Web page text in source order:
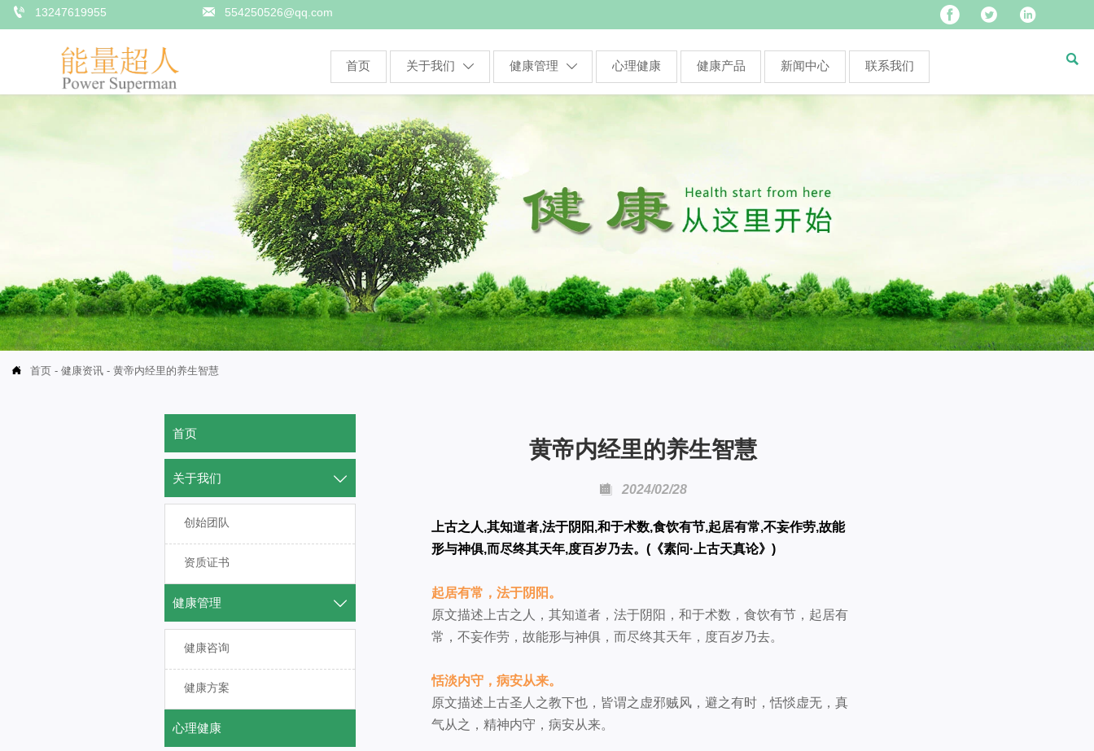
 13247619955  554250526@qq.com   
首页 关于我们  健康管理  心理健康 健康产品 新闻中心 联系我们 
 首页- 健康资讯- 黄帝内经里的养生智慧
首页
关于我们 
创始团队
资质证书
健康管理 
健康咨询
健康方案
心理健康
黄帝内经里的养生智慧
 2024/02/28
上古之人,其知道者,法于阴阳,和于术数,食饮有节,起居有常,不妄作劳,故能
形与神俱,而尽终其天年,度百岁乃去。(《素问·上古天真论》)
起居有常，法于阴阳。
原文描述上古之人，其知道者，法于阴阳，和于术数，食饮有节，起居有
常，不妄作劳，故能形与神俱，而尽终其天年，度百岁乃去。
恬淡内守，病安从来。
原文描述上古圣人之教下也，皆谓之虚邪贼风，避之有时，恬惔虚无，真
气从之，精神内守，病安从来。